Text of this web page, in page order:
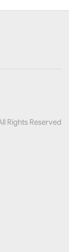
Rights Reserved